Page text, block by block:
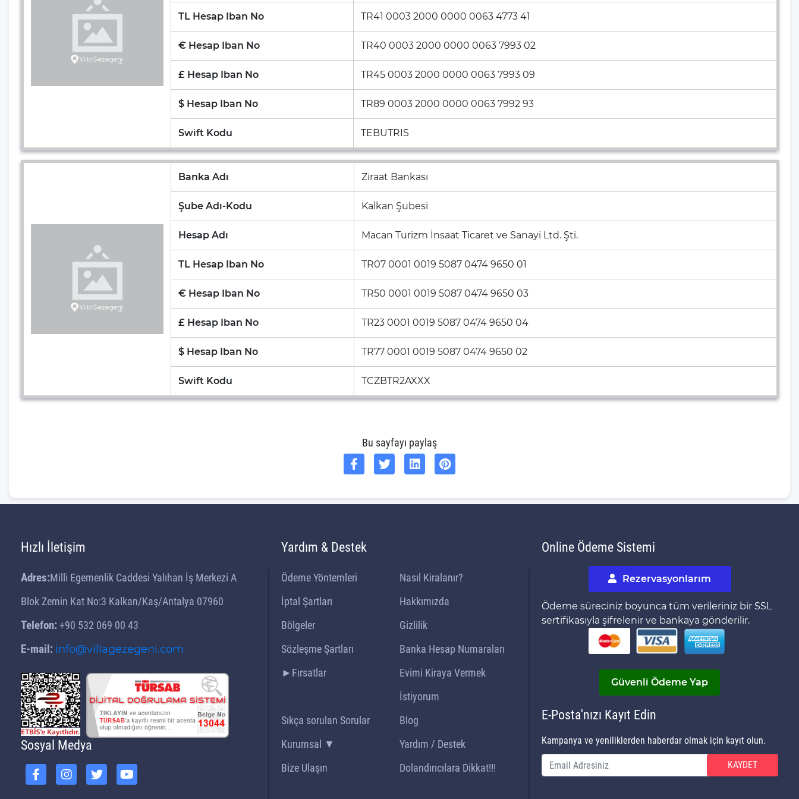
ST.NİCHOLAS (NOEL BABA)
PİRHA (BEZİRGAN) ANTİK ŞEHRİ
ANTİK LİKYA YOLU
SAKLIKENT KANYONU
GÖMBE YAYLASI
Kalkan'da Gece Hayatı
Kalkan Kaputaş Plajı
Villa Kiralarken Nelere Dikkat
Kalkan Halk Plajı
Kaş'ta Neler Var?
Gezegeni Öneriyor
Balayı Villası Önerileri | Villa
Tatilde Villa Seçenekleri
Muhteşem Tatil İçin Villa
Farklı Tatil Bölgelerinde Villa
Kiralama
İstediğiniz Havuzlu Villayı
Seçebilirsiniz
Kiralık Villa Tercihinde Yeni
Seçenekler
Günlük Kiralık Villa
TL Hesap Iban No TR41 0003 2000 0000 0063 4773 41
€ Hesap Iban No TR40 0003 2000 0000 0063 7993 02
£ Hesap Iban No TR45 0003 2000 0000 0063 7993 09
$ Hesap Iban No TR89 0003 2000 0000 0063 7992 93
Swift Kodu TEBUTRIS
Banka Adı Ziraat Bankası
Şube Adı-Kodu Kalkan Şubesi
Hesap Adı Macan Turizm İnsaat Ticaret ve Sanayi Ltd. Şti.
TL Hesap Iban No TR07 0001 0019 5087 0474 9650 01
€ Hesap Iban No TR50 0001 0019 5087 0474 9650 03
£ Hesap Iban No TR23 0001 0019 5087 0474 9650 04
$ Hesap Iban No TR77 0001 0019 5087 0474 9650 02
Swift Kodu TCZBTR2AXXX
Bu sayfayı paylaş
Hızlı İletişim
Adres:Milli Egemenlik Caddesi Yalıhan İş Merkezi A
Blok Zemin Kat No:3 Kalkan/Kaş/Antalya 07960
Telefon: +90 532 069 00 43
E-mail: info@villagezegeni.com
Sosyal Medya
Yardım & Destek
Ödeme Yöntemleri
Nasıl Kiralanır?
İptal Şartları
Hakkımızda
Bölgeler
Gizlilik
Sözleşme Şartları
Banka Hesap Numaraları
►Fırsatlar
Evimi Kiraya Vermek
İstiyorum
Sıkça sorulan Sorular
Blog
Kurumsal ▼
Yardım / Destek
Bize Ulaşın
Dolandırıcılara Dikkat!!!
Online Ödeme Sistemi
Rezervasyonlarım
Ödeme süreciniz boyunca tüm verileriniz bir SSL
sertifikasıyla şifrelenir ve bankaya gönderilir.
Güvenli Ödeme Yap
E-Posta'nızı Kayıt Edin
Kampanya ve yeniliklerden haberdar olmak için kayıt olun.
KAYDET